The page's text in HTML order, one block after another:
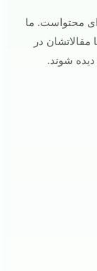
محتواست. ما
در
شوند.